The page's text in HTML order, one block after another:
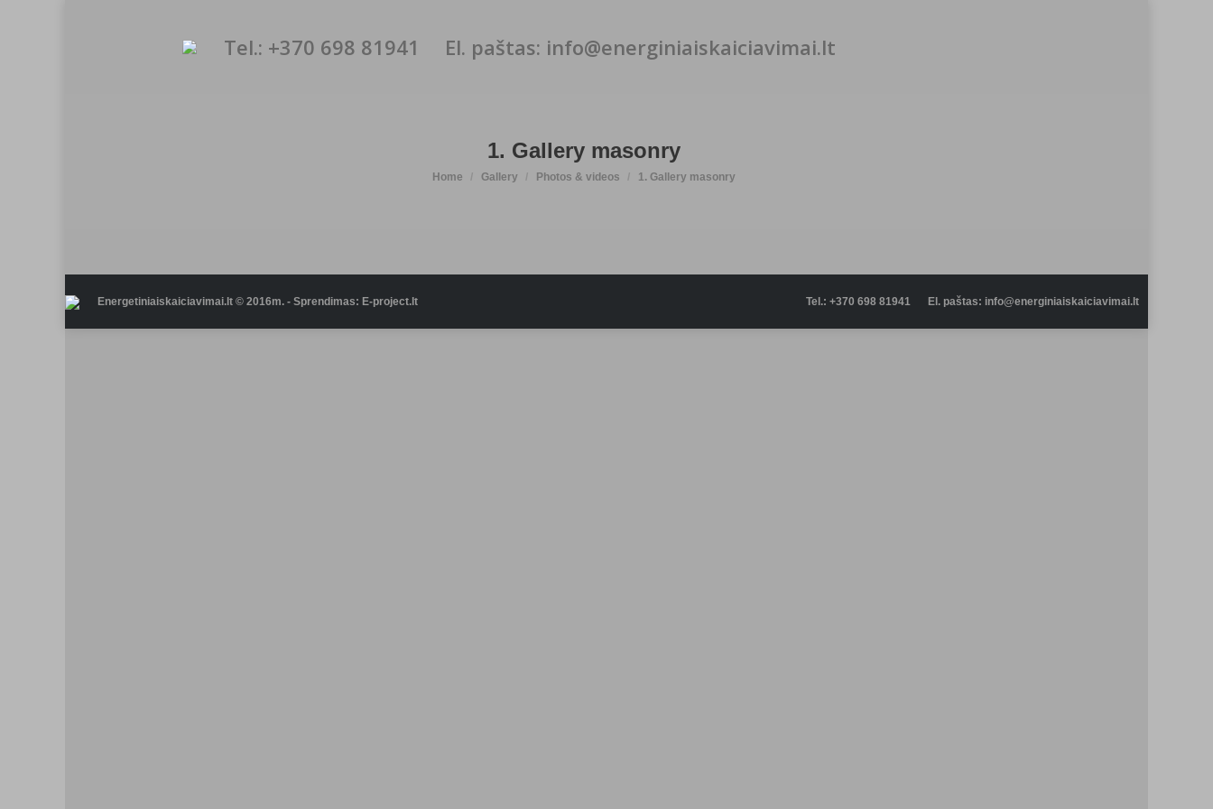
Tel.: +370 698 81941 El. paštas: info@energiniaiskaiciavimai.lt
1. Gallery masonry
You are here:
Home Gallery Photos & videos 1. Gallery masonry
Energetiniaiskaiciavimai.lt © 2016m. - Sprendimas: E-project.lt Tel.: +370 698 81941 El. paštas: info@energiniaiskaiciavimai.lt